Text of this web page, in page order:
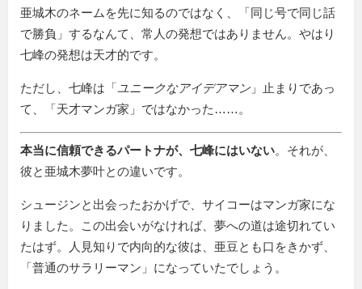
亜城木のネームを先に知るのではなく、
同じ号で同じ話
で勝負
するなんて、常人の発想ではありません。やはり
七峰の発想は天才的です。
ただし、七峰は「ユニークなアイデアマン」止まりであっ
て、「天才マンガ家」ではなかった……。
本当に信頼できるパートナが、七峰にはいない。それが、
彼と亜城木夢叶との違いです。
シュージンと出会ったおかげで、サイコーはマンガ家にな
りました。この出会いがなければ、夢への道は途切れてい
たはず。人見知りで内向的な彼は、亜豆とも口をきかず、
「普通のサラリーマン」になっていたでしょう。